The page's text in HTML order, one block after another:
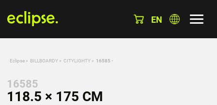
EN
Eclipse » BILLBOARDY » CITYLIGHTY » 16585 -
16585
118.5 × 175 CM